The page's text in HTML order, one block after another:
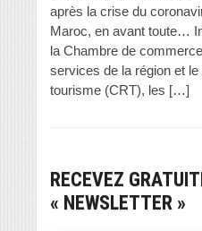
après la crise du
Maroc, en avant toute…
la Chambre de
services de la région et
tourisme (CRT), les […]
RECEVEZ
« NEWSLETTER »